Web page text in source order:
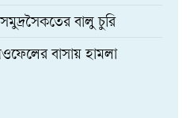
বালু চুরি
নওফেলের বাসায় হামলা